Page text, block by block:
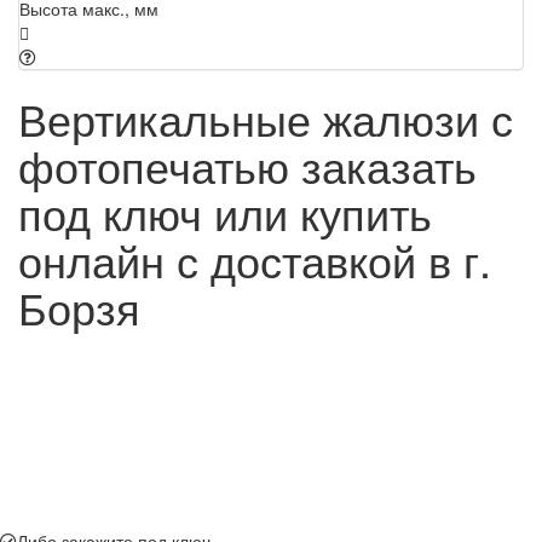
Высота макс., мм
Вертикальные жалюзи с
фотопечатью заказать
под ключ или купить
онлайн с доставкой в г.
Борзя